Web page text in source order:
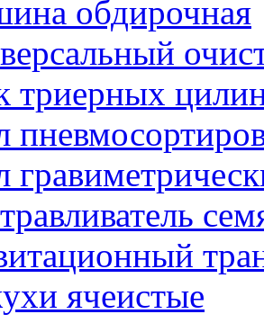
обдирочная
триерных
ячеистые